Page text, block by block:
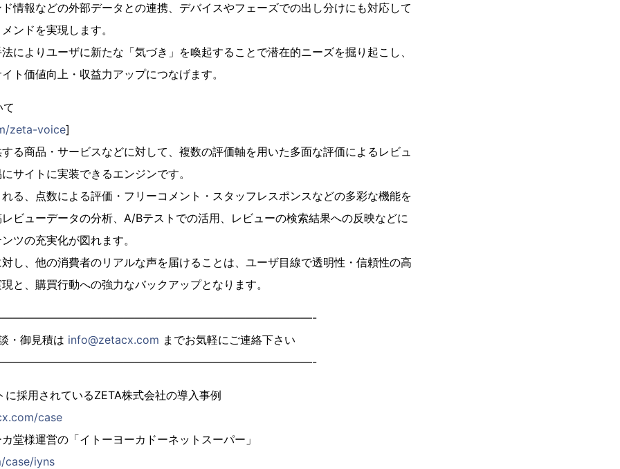
情報などの外部データとの連携、デバイスやフェーズでの出し分けにも対応して
ンドを実現します。
によりユーザに新たな「気づき」を喚起することで潜在的ニーズを掘り起こし、
ト価値向上・収益力アップにつなげます。
zeta-voice]
る商品・サービスなどに対して、複数の評価軸を用いた多面な評価によるレビュ
サイトに実装できるエンジンです。
る、点数による評価・フリーコメント・スタッフレスポンスなどの多彩な機能を
ビューデータの分析、A/Bテストでの活用、レビューの検索結果への反映などに
ツの充実化が図れます。
し、他の消費者のリアルな声を届けることは、ユーザ目線で透明性・信頼性の高
と、購買行動への強力なバックアップとなります。
・御見積は info@zetacx.com までお気軽にご連絡下さい
採用されているZETA株式会社の導入事例
case
堂様運営の「イトーヨーカドーネットスーパー」
case/iyns